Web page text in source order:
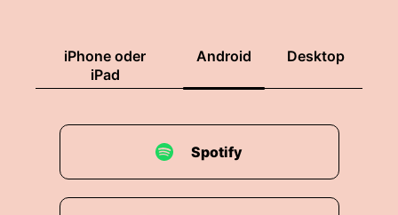
iPhone oder
iPad
Android Desktop
Spotify